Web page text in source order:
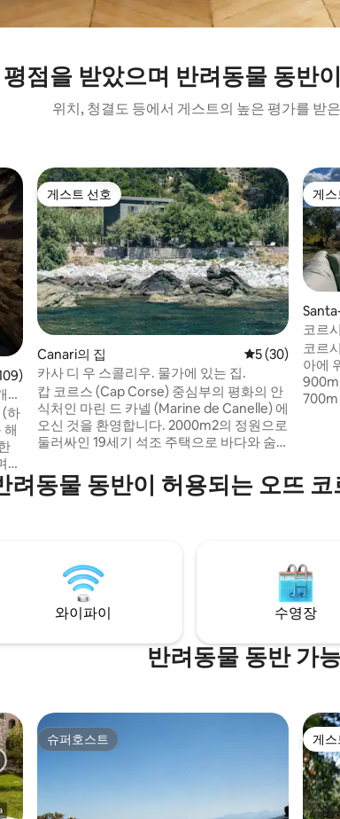
점을 받았으며 반려동물 동반
위치, 청결도 등에서 게스트의 높은 평가를 받
점(5점 만점), 후기 109개
성
(하
해
은
게스트 선호
게스트 선호
Canari의 집 평점 5점(5점 만
5 (30)
카사 디 우 스콜리우. 물가에 있는 집.
캅 코르스 (Cap Corse) 중심부의 평화의 안
식처인 마린 드 카넬 (Marine de Canelle) 에
오신 것을 환영합니다. 2000m2의 정원으로
둘러싸인 19세기 석조 주택으로 바다와 숨
거리에 세련된 요리로 유명한 우 스코글리
우 (U Scogliu) 레스토랑이 있습니다. 프라이
게스
게스
주택
코르
는 저
코르
아에
700m
2개의
바
려동물 동반이 허용되는 오뜨
와이파이 수영장
반려동물 동반 가
슈퍼호스트
슈퍼호스트 게스
게스